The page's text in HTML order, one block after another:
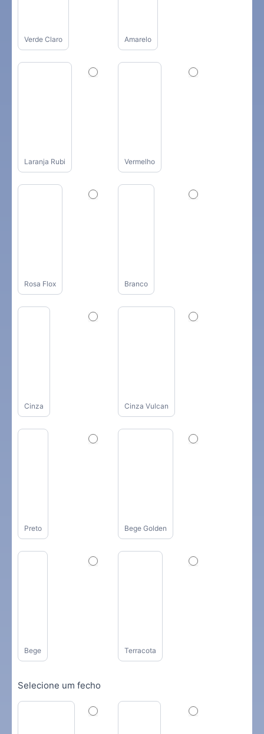
Verde Claro Amarelo
Laranja Rubi Vermelho
Rosa Flox Branco
Cinza Cinza Vulcan
Preto Bege Golden
Bege Terracota
Selecione um fecho